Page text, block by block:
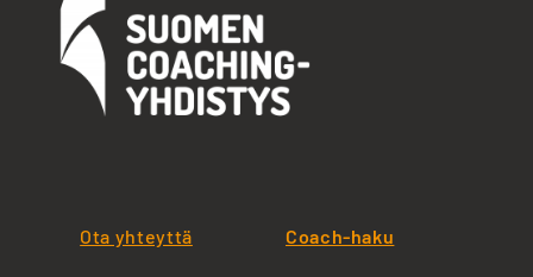
Ota yhteyttä Coach-haku